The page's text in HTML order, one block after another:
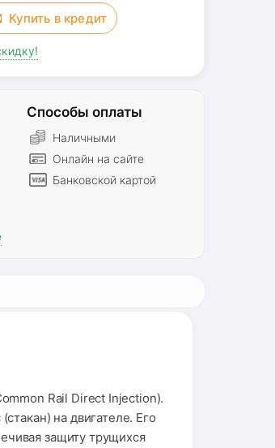
Купить вкредит
Способы оплаты
Наличными
Онлайн на сайте
Банковской картой
Rail Direct Injection).
на двигателе. Его
защиту трущихся